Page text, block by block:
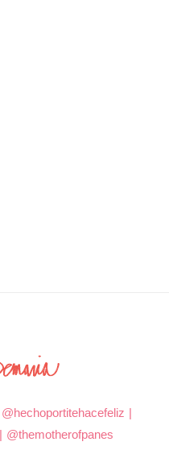
@hechoportitehacefeliz |
| @themotherofpanes